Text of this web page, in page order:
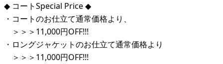
◆ コートSpecial Price ◆
・コートのお仕立て通常価格より、
＞＞＞11,000円OFF!!!
・ロングジャケットのお仕立て通常価格より
＞＞＞11,000円OFF!!!